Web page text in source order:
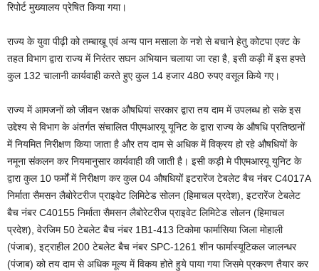
रिपोर्ट मुख्यालय प्रेषित किया गया।
राज्य के युवा पीढ़ी को तम्बाखू एवं अन्य पान मसाला के नशे से बचाने हेतु कोटपा एक्ट के
तहत विभाग द्वारा राज्य में निरंतर सघन अभियान चलाया जा रहा है, इसी कड़ी में इस हफ्ते
कुल 132 चालानी कार्यवाही करते हुए कुल 14 हजार 480 रुपए वसूल किये गए।
राज्य में आमजनों को जीवन रक्षक औषधियां सरकार द्वारा तय दाम में उपलब्ध हो सके इस
उद्देश्य से विभाग के अंतर्गत संचालित पीएमआरयू यूनिट के द्वारा राज्य के औषधि प्रतिष्ठानों
में नियमित निरीक्षण किया जाता है और तय दाम से अधिक में विक्रय हो रहे औषधियों के
नमूना संकलन कर नियमानुसार कार्यवाही की जाती है। इसी कड़ी मे पीएमआरयू युनिट के
द्वारा कुल 10 फर्मों में निरीक्षण कर कुल 04 औषधियों इटरारेंज टेबलेट बैच नंबर C4017A
निर्माता सैमसन लैबोरेटरीज प्राइवेट लिमिटेड सोलन (हिमाचल प्रदेश), इटरारेंज टेबलेट
बैच नंबर C40155 निर्माता सैमसन लैबोरेटरीज प्राइवेट लिमिटेड सोलन (हिमाचल
प्रदेश), वेरजिम 50 टेबलेट बैच नंबर 1B1-413 टिकोमा फार्मासिया जिला मोहाली
(पंजाब), इट्राहील 200 टेबलेट बैच नंबर SPC-1261 शीन फार्मास्यूटिकल जालन्धर
(पंजाब) को तय दाम से अधिक मूल्य में विकय होते हुये पाया गया जिसमे प्रकरण तैयार कर